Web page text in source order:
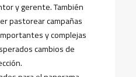
y gerente. También
pastorear campañas
y complejas
cambios de